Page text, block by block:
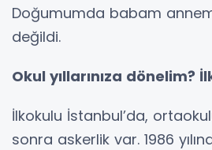
Doğumumda babam
değildi.
Okul yıllarınıza dönelim?
İlkokulu İstanbul’da,
sonra askerlik var. 1986